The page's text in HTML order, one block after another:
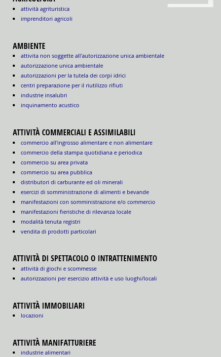
attività agrituristica
imprenditori agricoli
AMBIENTE
attivita non soggette all'autorizzazione unica ambientale
autorizzazione unica ambientale
autorizzazioni per la tutela dei corpi idrici
centri preparazione per il riutilizzo rifiuti
industrie insalubri
inquinamento acustico
ATTIVITÀ COMMERCIALI E ASSIMILABILI
commercio all'ingrosso alimentare e non alimentare
commercio della stampa quotidiana e periodica
commercio su area privata
commercio su area pubblica
distributori di carburante ed oli minerali
esercizi di somministrazione di alimenti e bevande
manifestazioni con somministrazione e/o commercio
manifestazioni fieristiche di rilevanza locale
modalità tenuta registri
vendita di prodotti particolari
ATTIVITÀ DI SPETTACOLO O INTRATTENIMENTO
attività di giochi e scommesse
autorizzazioni per esercizio attività e uso luoghi/locali
ATTIVITÀ IMMOBILIARI
locazioni
ATTIVITÀ MANIFATTURIERE
industrie alimentari